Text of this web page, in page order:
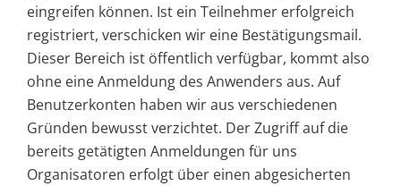
eingreifen können. Ist ein Teilnehmer erfolgreich
registriert, verschicken wir eine Bestätigungsmail.
Dieser Bereich ist öffentlich verfügbar, kommt also
ohne eine Anmeldung des Anwenders aus. Auf
Benutzerkonten haben wir aus verschiedenen
Gründen bewusst verzichtet. Der Zugriff auf die
bereits getätigten Anmeldungen für uns
Organisatoren erfolgt über einen abgesicherten